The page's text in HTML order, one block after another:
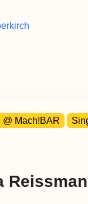
@ Mach!BAR